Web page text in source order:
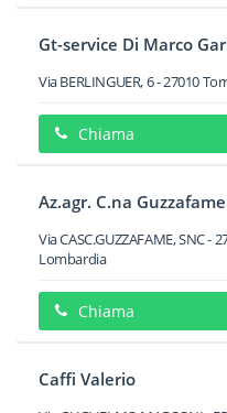
Gt-service Di Marco
Via BERLINGUER, 6-27010
Chiama
Az.agr. C.na
Via CASC.GUZZAFAME, SNC-
Lombardia
Chiama
Caffi Valerio